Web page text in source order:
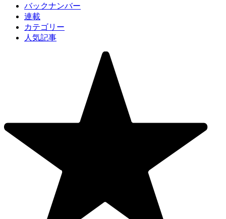
バックナンバー
連載
カテゴリー
人気記事